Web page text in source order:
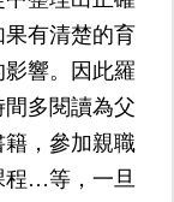
有清楚的育
響。因此羅
多閱讀為父
，參加親職
程…等，一旦